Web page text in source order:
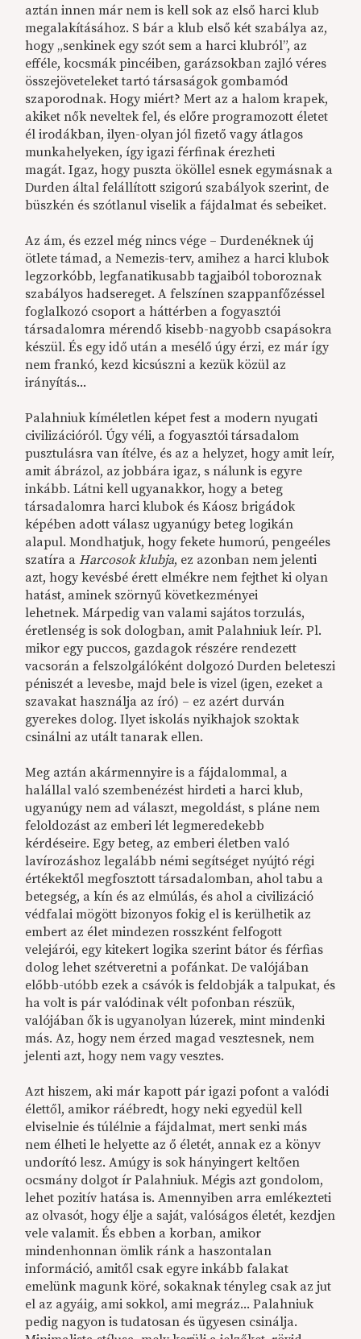
aztán innen már nem is kell sok az első harci klub
megalakításához. S bár a klub első két szabálya az,
hogy „senkinek egy szót sem a harci klubról”, az
efféle, kocsmák pincéiben, garázsokban zajló véres
összejöveteleket tartó társaságok gombamód
szaporodnak. Hogy miért? Mert az a halom krapek,
akiket nők neveltek fel, és előre programozott életet
él irodákban, ilyen-olyan jól fizető vagy átlagos
munkahelyeken, így igazi férfinak érezheti
magát. Igaz, hogy puszta ököllel esnek egymásnak a
Durden által felállított szigorú szabályok szerint, de
büszkén és szótlanul viselik a fájdalmat és sebeiket.
Az ám, és ezzel még nincs vége – Durdenéknek új
ötlete támad, a Nemezis-terv, amihez a harci klubok
legzorkóbb, legfanatikusabb tagjaiból toboroznak
szabályos hadsereget. A felszínen szappanfőzéssel
foglalkozó csoport a háttérben a fogyasztói
társadalomra mérendő kisebb-nagyobb csapásokra
készül. És egy idő után a mesélő úgy érzi, ez már így
nem frankó, kezd kicsúszni a kezük közül az
irányítás...
Palahniuk kíméletlen képet fest a modern nyugati
civilizációról. Úgy véli, a fogyasztói társadalom
pusztulásra van ítélve, és az a helyzet, hogy amit leír,
amit ábrázol, az jobbára igaz, s nálunk is egyre
inkább. Látni kell ugyanakkor, hogy a beteg
társadalomra harci klubok és Káosz brigádok
képében adott válasz ugyanúgy beteg logikán
alapul. Mondhatjuk, hogy fekete humorú, pengeéles
szatíra aHarcosok klubja, ez azonban nem jelenti
azt, hogy kevésbé érett elmékre nem fejthet ki olyan
hatást, aminek szörnyű következményei
lehetnek. Márpedig van valami sajátos torzulás,
éretlenség is sok dologban, amit Palahniuk leír. Pl.
mikor egy puccos, gazdagok részére rendezett
vacsorán a felszolgálóként dolgozó Durden beleteszi
péniszét a levesbe, majd bele is vizel (igen, ezeket a
szavakat használja az író) – ez azért durván
gyerekes dolog. Ilyet iskolás nyikhajok szoktak
csinálni az utált tanarak ellen.
Meg aztán akármennyire is a fájdalommal, a
halállal való szembenézést hirdeti a harci klub,
ugyanúgy nem ad választ, megoldást, s pláne nem
feloldozást az emberi lét legmeredekebb
kérdéseire. Egy beteg, az emberi életben való
lavírozáshoz legalább némi segítséget nyújtó régi
értékektől megfosztott társadalomban, ahol tabu a
betegség, a kín és az elmúlás, és ahol a civilizáció
védfalai mögött bizonyos fokig el is kerülhetik az
embert az élet mindezen rosszként felfogott
velejárói, egy kitekert logika szerint bátor és férfias
dolog lehet szétveretni a pofánkat. De valójában
előbb-utóbb ezek a csávók is feldobják a talpukat, és
ha volt is pár valódinak vélt pofonban részük,
valójában ők is ugyanolyan lúzerek, mint mindenki
más. Az, hogy nem érzed magad vesztesnek, nem
jelenti azt, hogy nem vagy vesztes.
Azt hiszem, aki már kapott pár igazi pofont a valódi
élettől, amikor ráébredt, hogy neki egyedül kell
elviselnie és túlélnie a fájdalmat, mert senki más
nem élheti le helyette az ő életét, annak ez a könyv
undorító lesz. Amúgy is sok hányingert keltően
ocsmány dolgot ír Palahniuk. Mégis azt gondolom,
lehet pozitív hatása is. Amennyiben arra emlékezteti
az olvasót, hogy élje a saját, valóságos életét, kezdjen
vele valamit. És ebben a korban, amikor
mindenhonnan ömlik ránk a haszontalan
információ, amitől csak egyre inkább falakat
emelünk magunk köré, sokaknak tényleg csak az jut
el az agyáig, ami sokkol, ami megráz... Palahniuk
pedig nagyon is tudatosan és ügyesen csinálja.